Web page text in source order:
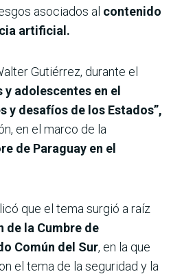
asociados al contenido
artificial.
Gutiérrez, durante el
y adolescentes en el
y desafíos de los Estados”,
en el marco de la
de Paraguay en el
que el tema surgió a raíz
de la Cumbre de
Común del Sur, en la que
el tema de la seguridad y la